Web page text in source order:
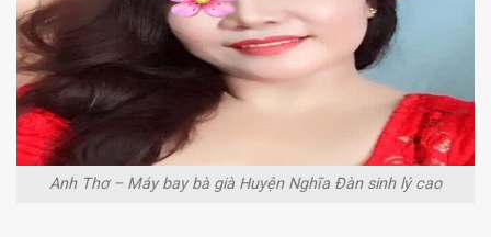
Anh Thơ – Máy bay bà già Huyện Nghĩa Đàn sinh lý cao